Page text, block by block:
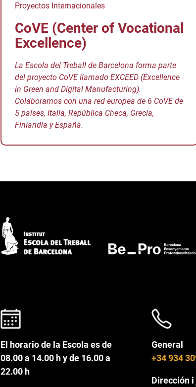
Proyectos Internacionales
CoVE (Center of Vocational
Excellence)
La Escola del Treball de Barcelona forma parte
del proyecto CoVE llamado EXCEED (Excellence
in Green and Digital Manufacturing).
Colaboramos con una red europea de 6 CoVE de
5 países, Italia, República Checa, Grecia,
Finlandia y España.
El horario de la Escola es de
08.00 a 14.00 h y de 16.00 a
22.00 h
General
+34 934
Dirección